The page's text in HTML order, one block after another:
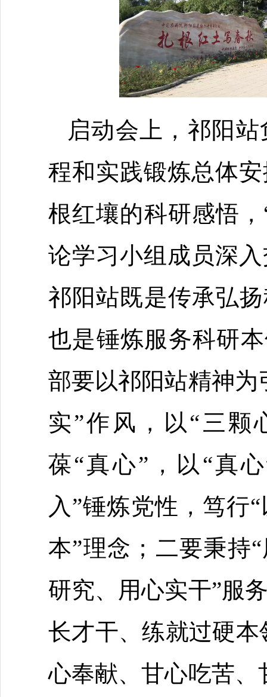
启动会上，祁阳
程和实践锻炼总体
根红壤的科研感悟
论学习小组成员深
祁阳站既是传承弘
也是锤炼服务科研
部要以祁阳站精神为
实”作风，以“三颗
葆“真心”，以“真
入”锤炼党性，笃行
本”理念；二要秉持
研究、用心实干”服
长才干、练就过硬本
心奉献、甘心吃苦、